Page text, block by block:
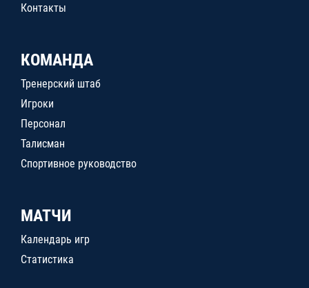
Контакты
КОМАНДА
Тренерский штаб
Игроки
Персонал
Талисман
Спортивное руководство
МАТЧИ
Календарь игр
Статистика